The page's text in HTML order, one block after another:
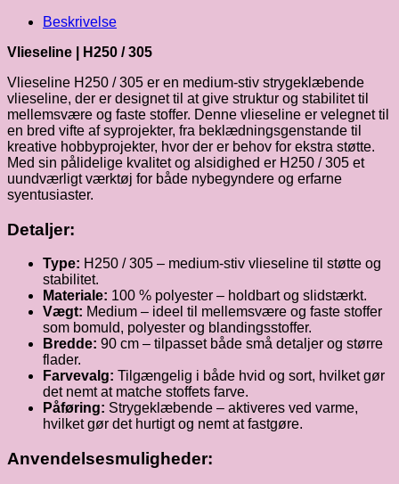
Beskrivelse
Vlieseline | H250 / 305
Vlieseline H250 / 305 er en medium-stiv strygeklæbende
vlieseline, der er designet til at give struktur og stabilitet til
mellemsvære og faste stoffer. Denne vlieseline er velegnet til
en bred vifte af syprojekter, fra beklædningsgenstande til
kreative hobbyprojekter, hvor der er behov for ekstra støtte.
Med sin pålidelige kvalitet og alsidighed er H250 / 305 et
uundværligt værktøj for både nybegyndere og erfarne
syentusiaster.
Detaljer:
Type: H250 / 305 – medium-stiv vlieseline til støtte og
stabilitet.
Materiale: 100 % polyester – holdbart og slidstærkt.
Vægt: Medium – ideel til mellemsvære og faste stoffer
som bomuld, polyester og blandingsstoffer.
Bredde: 90 cm – tilpasset både små detaljer og større
flader.
Farvevalg: Tilgængelig i både hvid og sort, hvilket gør
det nemt at matche stoffets farve.
Påføring: Strygeklæbende – aktiveres ved varme,
hvilket gør det hurtigt og nemt at fastgøre.
Anvendelsesmuligheder: